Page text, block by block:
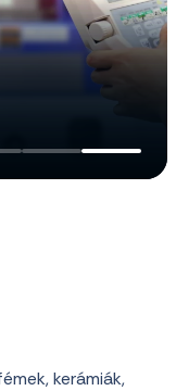
kerámiák,